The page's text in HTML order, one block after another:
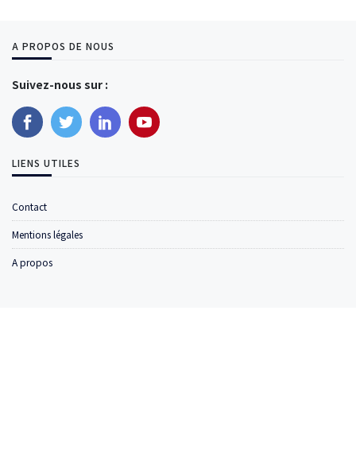
A PROPOS DE NOUS
Suivez-nous sur :
LIENS UTILES
Contact
Mentions légales
A propos